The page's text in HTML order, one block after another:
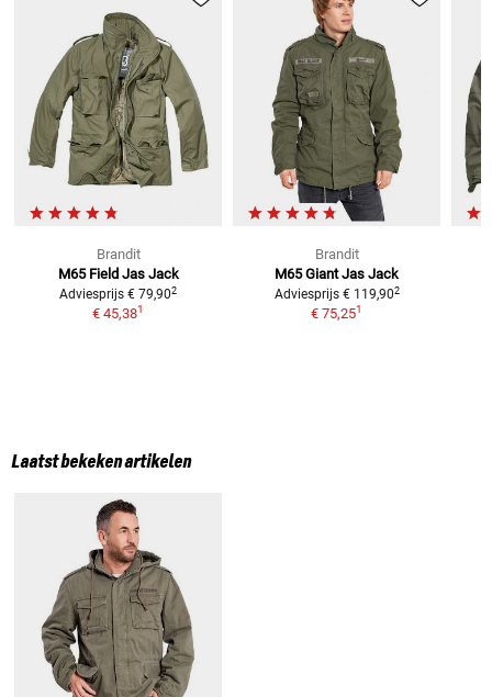
Brandit
M65 Field Jas Jack
Adviesprijs € 79,902
€ 45,381
Brandit
M65 Giant Jas Jack
Adviesprijs € 119,902
€ 75,251
Laatst bekeken artikelen